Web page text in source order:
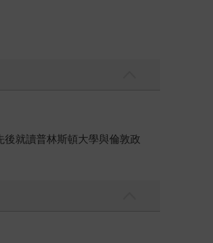
就讀普林斯頓大學與倫敦政